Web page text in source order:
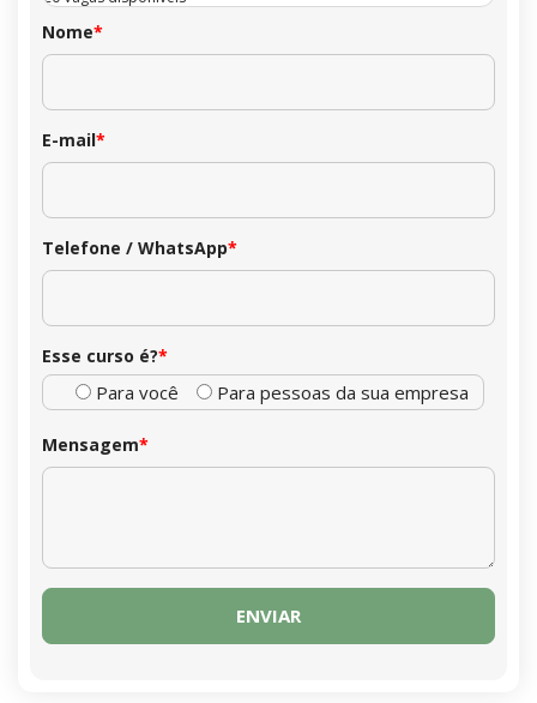
Nome*
E-mail*
Telefone / WhatsApp*
Esse curso é?*
Para você Para pessoas da sua empresa
Mensagem*